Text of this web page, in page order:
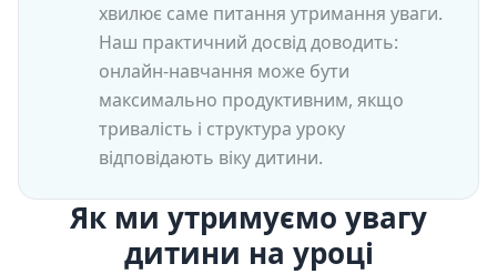
хвилює саме питання утримання уваги.
Наш практичний досвід доводить:
онлайн-навчання може бути
максимально продуктивним, якщо
тривалість і структура уроку
відповідають віку дитини.
Як ми утримуємо увагу
дитини на уроці